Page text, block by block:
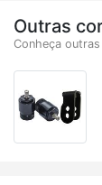
Outras
Conheça